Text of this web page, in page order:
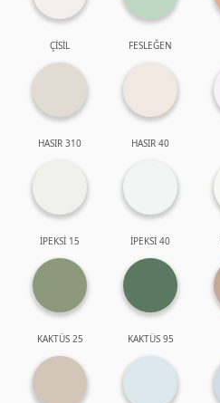
ÇİSİL FESLEĞEN
HASIR 310 HASIR 40
İPEKSİ 15 İPEKSİ 40
KAKTÜS 25 KAKTÜS 95